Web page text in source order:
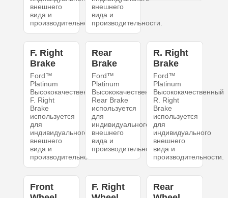
внешнего
вида и
производительности.
внешнего
вида и
производительности.
F. Right
Brake
Ford™
Platinum
Высококачественный
F. Right
Brake
используется
для
индивидуального
внешнего
вида и
производительности.
Rear
Brake
Ford™
Platinum
Высококачественный
Rear Brake
используется
для
индивидуального
внешнего
вида и
производительности.
R. Right
Brake
Ford™
Platinum
Высококачественный
R. Right
Brake
используется
для
индивидуального
внешнего
вида и
производительности.
Front
F. Right
Rear